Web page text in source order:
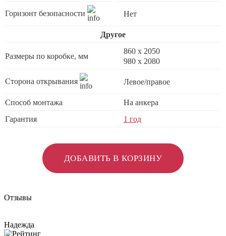
Горизонт безопасности Нет
Другое
Размеры по коробке, мм
860 х 2050
980 x 2080
Сторона открывания Левое/правое
Способ монтажа
На анкера
Гарантия
1 год
ДОБАВИТЬ В КОРЗИНУ
Отзывы
Надежда